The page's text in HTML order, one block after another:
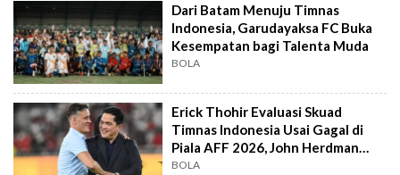
Dari Batam Menuju Timnas
Indonesia, Garudayaksa FC Buka
Kesempatan bagi Talenta Muda
BOLA
Erick Thohir Evaluasi Skuad
Timnas Indonesia Usai Gagal di
Piala AFF 2026, John Herdman
Out?
BOLA